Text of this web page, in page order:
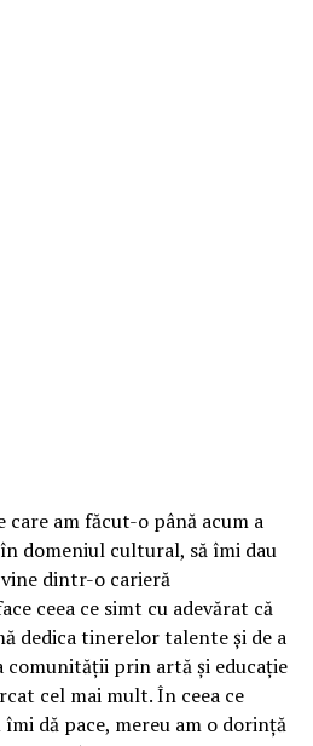
care am făcut-o până acum a
domeniul cultural, să îmi dau
dintr-o carieră
ceea ce simt cu adevărat că
dedica tinerelor talente și de a
prin artă și educație
cel mai mult. În ceea ce
dă pace, mereu am o dorință